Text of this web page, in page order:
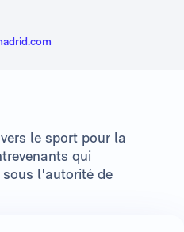
le sport pour la
qui
l'autorité de